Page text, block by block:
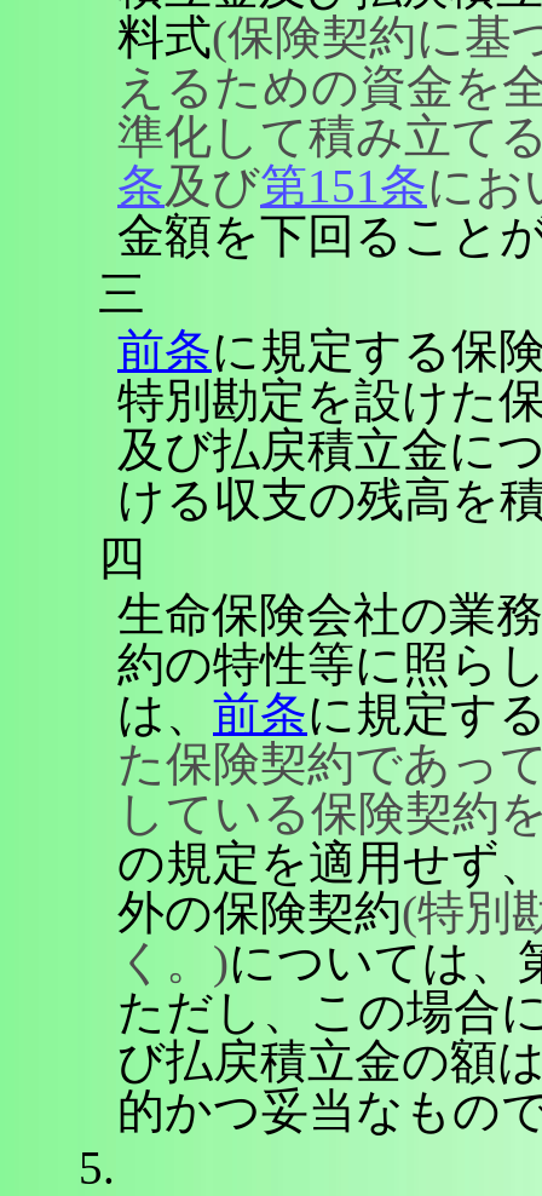
料式(保険契約に基
えるための資金を
準化して積み立て
条及び第151条にお
金額を下回ること
三
前条に規定する保
特別勘定を設けた
及び払戻積立金に
ける収支の残高を
四
生命保険会社の業
約の特性等に照ら
は、 前条に規定す
た保険契約であっ
している保険契約
の規定を適用せず
外の保険契約(特別
く。)については、
ただし、この場合
び払戻積立金の額
的かつ妥当なもの
5.